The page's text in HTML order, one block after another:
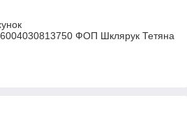
ФОП Шклярук Тетяна